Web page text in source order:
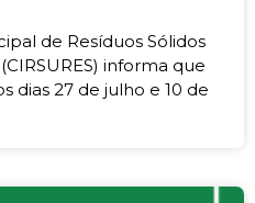
de Resíduos Sólidos
informa que
dias 27 de julho e 10 de